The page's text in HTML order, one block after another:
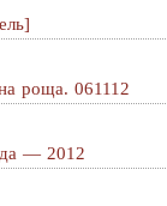
роща. 061112
— 2012